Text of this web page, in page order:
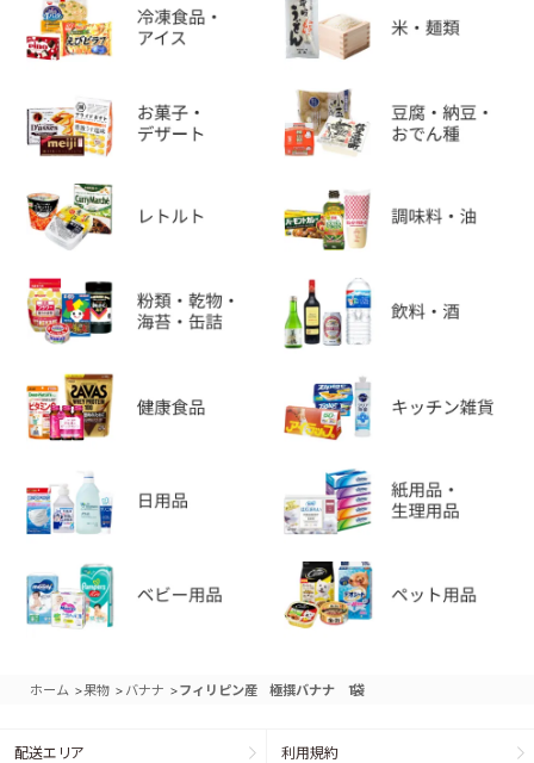
ホーム >果物 > バナナ >フィリピン産 極撰バナナ 1袋
配送エリア 利用規約